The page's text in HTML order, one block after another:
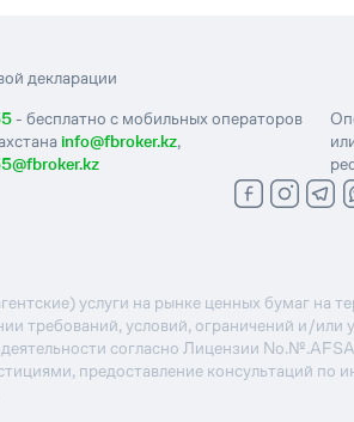
декларации
- бесплатно с мобильных операторов
info@fbroker.kz,
услуги на рынке ценных бумаг на
требований, условий, ограничений и/или
согласно Лицензии
предоставление консультаций по